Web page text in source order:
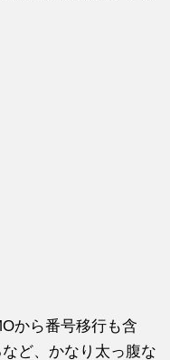
から番号移行も含
ど、かなり太っ腹な